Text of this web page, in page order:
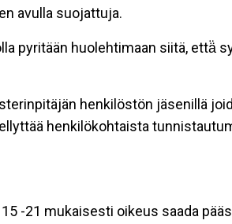
avulla suojattuja.
pyritään huolehtimaan siitä, että̈
henkilöstön jäsenillä
henkilökohtaista
-21 mukaisesti oikeus saada